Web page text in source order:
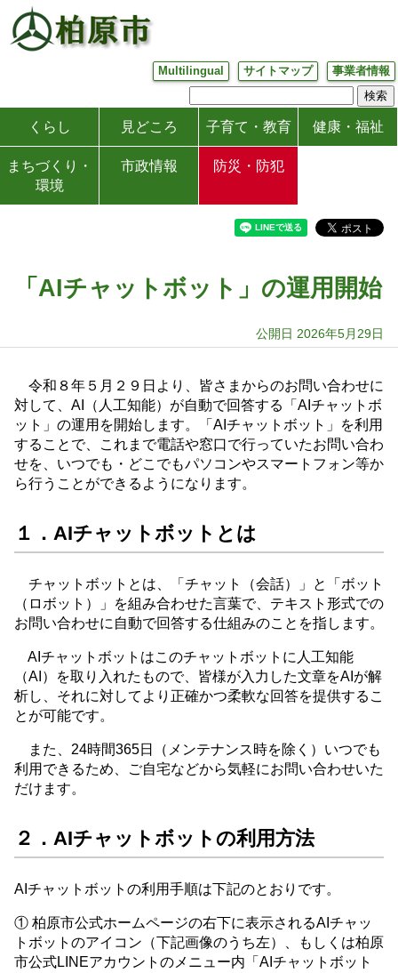
Multilingual サイトマップ 事業者情報
くらし 見どころ 子育て・教育 健康・福祉
まちづくり・
環境
市政情報 防災・防犯
「AIチャットボット」の運用開始
公開日 2026年5月29日
令和８年５月２９日より、皆さまからのお問い合わせに
対して、AI（人工知能）が自動で回答する「AIチャットボ
ット」の運用を開始します。「AIチャットボット」を利用
することで、これまで電話や窓口で行っていたお問い合わ
せを、いつでも・どこでもパソコンやスマートフォン等か
ら行うことができるようになります。
１．AIチャットボットとは
チャットボットとは、「チャット（会話）」と「ボット
（ロボット）」を組み合わせた言葉で、テキスト形式での
お問い合わせに自動で回答する仕組みのことを指します。
AIチャットボットはこのチャットボットに人工知能
（AI）を取り入れたもので、皆様が入力した文章をAIが解
析し、それに対してより正確かつ柔軟な回答を提供するこ
とが可能です。
また、24時間365日（メンテナンス時を除く）いつでも
利用できるため、ご自宅などから気軽にお問い合わせいた
だけます。
２．AIチャットボットの利用方法
AIチャットボットの利用手順は下記のとおりです。
① 柏原市公式ホームページの右下に表示されるAIチャッ
トボットのアイコン（下記画像のうち左）、もしくは柏原
市公式LINEアカウントのメニュー内「AIチャットボット